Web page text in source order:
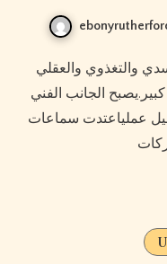
الجانب الفني
عملياعتدت سماعات